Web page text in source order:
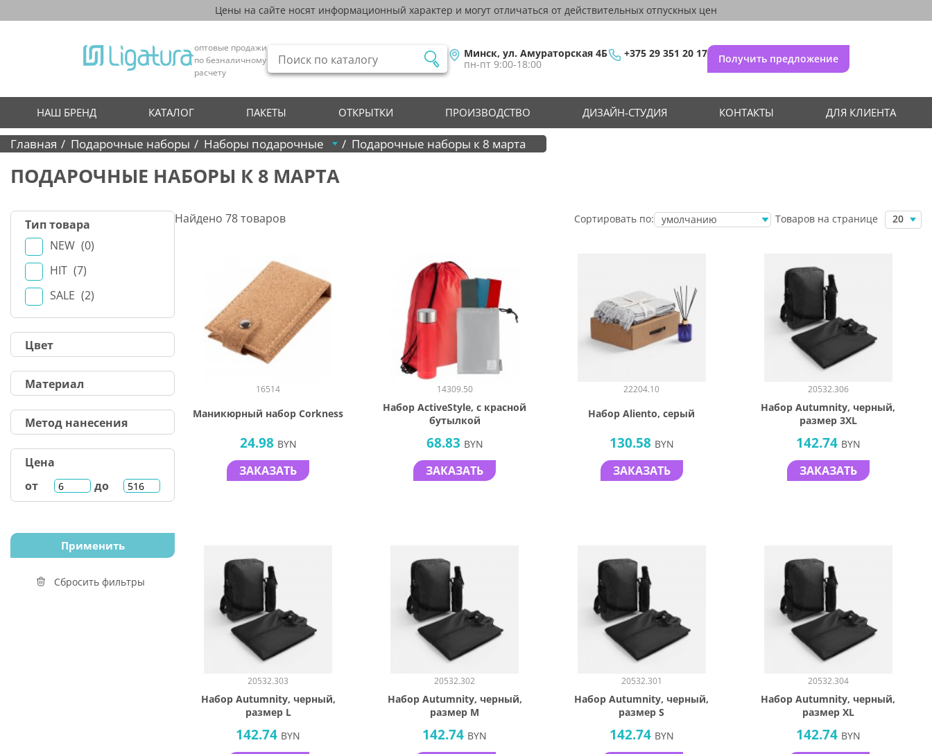
Цены на сайте носят информационный характер и могут отличаться от действительных отпускных цен
оптовые продажи
по безналичному
расчету
Минск, ул. Амураторская 4Б
пн-пт 9:00-18:00
+375 29 351 20 17 Получить предложение
НАШ БРЕНД КАТАЛОГ ПАКЕТЫ ОТКРЫТКИ ПРОИЗВОДСТВО ДИЗАЙН-СТУДИЯ КОНТАКТЫ ДЛЯ КЛИЕНТА
Главная Подарочные наборы Наборы подарочные Подарочные наборы к 8 марта
ПОДАРОЧНЫЕ НАБОРЫ К 8 МАРТА
Тип товара
NEW
0
HIT
7
SALE
2
Цвет
Материал
Метод нанесения
Цена
от
до
Сбросить фильтры
Найдено 78товаров Сортировать по:
умолчанию
Товаров на странице 20
16514
Маникюрный набор Corkness
24.98 BYN
ЗАКАЗАТЬ
14309.50
Набор ActiveStyle, с красной
бутылкой
68.83 BYN
ЗАКАЗАТЬ
22204.10
Набор Aliento, серый
130.58 BYN
ЗАКАЗАТЬ
20532.306
Набор Autumnity, черный,
размер 3XL
142.74 BYN
ЗАКАЗАТЬ
20532.303
Набор Autumnity, черный,
размер L
142.74 BYN
20532.302
Набор Autumnity, черный,
размер M
142.74 BYN
20532.301
Набор Autumnity, черный,
размер S
142.74 BYN
20532.304
Набор Autumnity, черный,
размер XL
142.74 BYN